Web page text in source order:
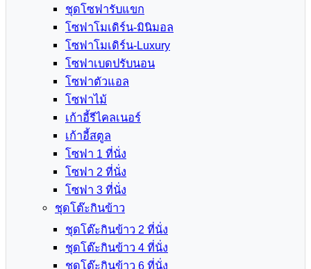
ชุดโซฟารับแขก
โซฟาโมเดิร์น-มินิมอล
โซฟาโมเดิร์น-Luxury
โซฟาเบดปรับนอน
โซฟาตัวแอล
โซฟาไม้
เก้าอี้รีไคลเนอร์
เก้าอี้สตูล
โซฟา 1 ที่นั่ง
โซฟา 2 ที่นั่ง
โซฟา 3 ที่นั่ง
ชุดโต๊ะกินข้าว
ชุดโต๊ะกินข้าว 2 ที่นั่ง
ชุดโต๊ะกินข้าว 4 ที่นั่ง
ชุดโต๊ะกินข้าว 6 ที่นั่ง